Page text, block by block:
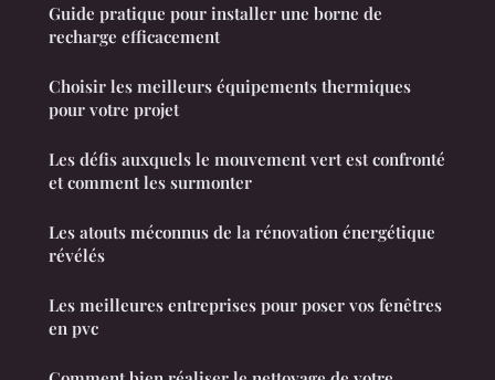
Guide pratique pour installer une borne de
recharge efficacement
Choisir les meilleurs équipements thermiques
pour votre projet
Les défis auxquels le mouvement vert est confronté
et comment les surmonter
Les atouts méconnus de la rénovation énergétique
révélés
Les meilleures entreprises pour poser vos fenêtres
en pvc